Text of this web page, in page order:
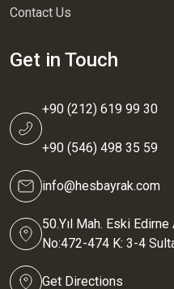
Contact Us
Get in Touch
+90 (212) 619 99 30
+90 (546) 498 35 59
info@hesbayrak.com
50.Yıl Mah. Eski
No:472-474 K: 3-4
Get Directions